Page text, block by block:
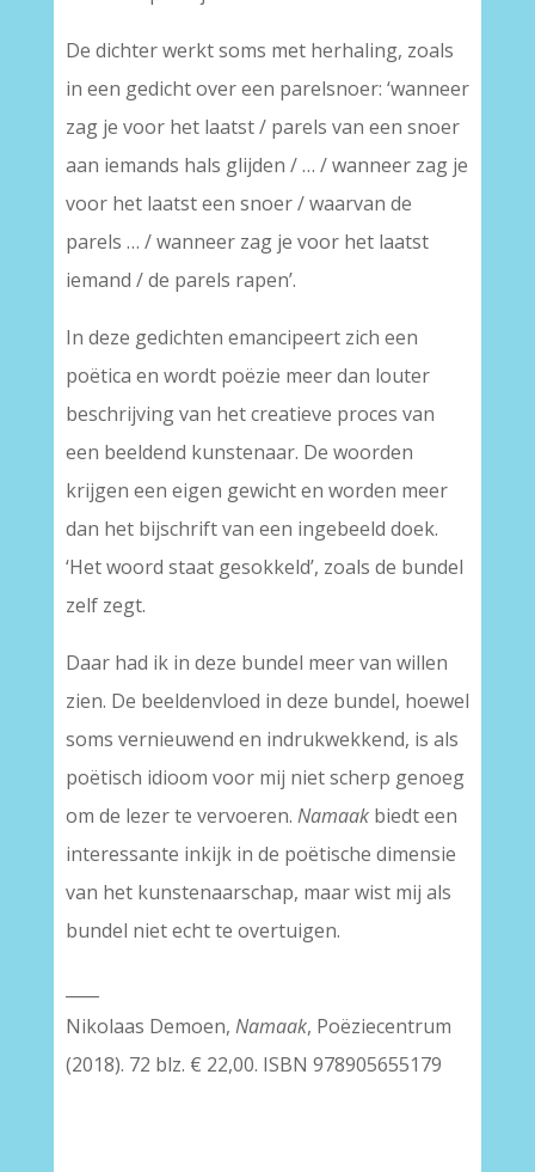
De dichter werkt soms met herhaling, zoals
in een gedicht over een parelsnoer: ‘wanneer
zag je voor het laatst / parels van een snoer
aan iemands hals glijden / … / wanneer zag je
voor het laatst een snoer / waarvan de
parels … / wanneer zag je voor het laatst
iemand / de parels rapen’.
In deze gedichten emancipeert zich een
poëtica en wordt poëzie meer dan louter
beschrijving van het creatieve proces van
een beeldend kunstenaar. De woorden
krijgen een eigen gewicht en worden meer
dan het bijschrift van een ingebeeld doek.
‘Het woord staat gesokkeld’, zoals de bundel
zelf zegt.
Daar had ik in deze bundel meer van willen
zien. De beeldenvloed in deze bundel, hoewel
soms vernieuwend en indrukwekkend, is als
poëtisch idioom voor mij niet scherp genoeg
om de lezer te vervoeren. Namaakbiedt een
interessante inkijk in de poëtische dimensie
van het kunstenaarschap, maar wist mij als
bundel niet echt te overtuigen.
Nikolaas Demoen, Namaak, Poëziecentrum
(2018). 72 blz. € 22,00. ISBN 978905655179